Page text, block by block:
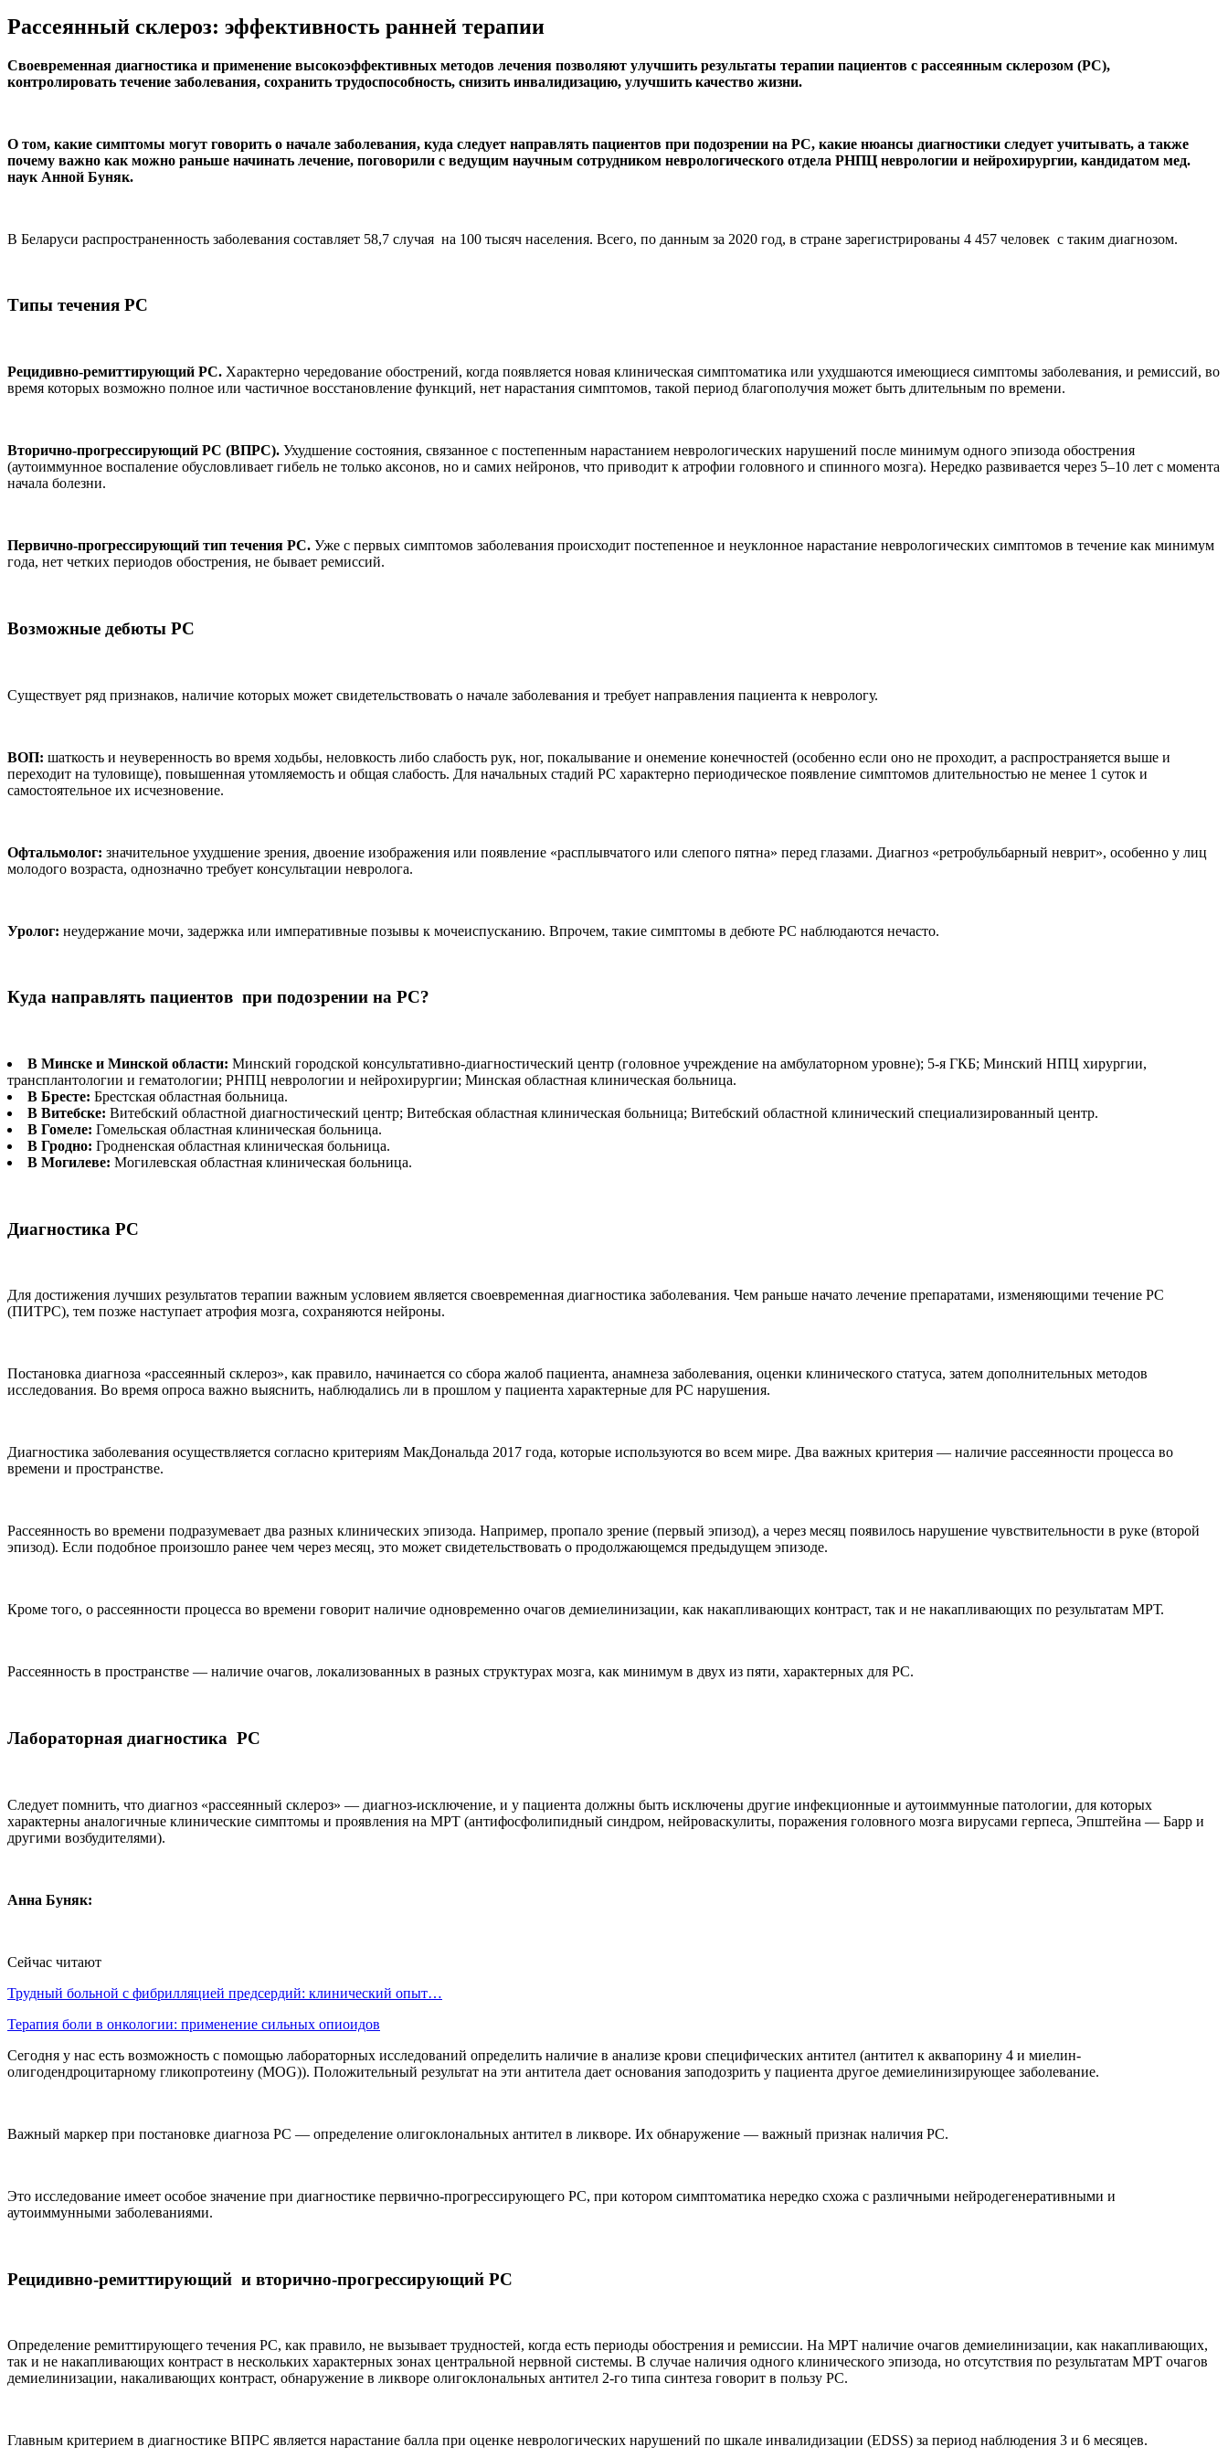
Рассеянный склероз: эффективность ранней терапии
Своевременная диагностика и применение высокоэффективных методов лечения позволяют улучшить результаты терапии пациентов с рассеянным склерозом (РС),
контролировать течение заболевания, сохранить трудоспособность, снизить инвалидизацию, улучшить качество жизни.
О том, какие симптомы могут говорить о начале заболевания, куда следует направлять пациентов при подозрении на РС, какие нюансы диагностики следует учитывать, а также
почему важно как можно раньше начинать лечение, поговорили с ведущим научным сотрудником неврологического отдела РНПЦ неврологии и нейрохирургии, кандидатом мед.
наук Анной Буняк.
В Беларуси распространенность заболевания составляет 58,7 случая на 100 тысяч населения. Всего, по данным за 2020 год, в стране зарегистрированы 4 457 человек с таким диагнозом.
Типы течения РС
Рецидивно-ремиттирующий РС. Характерно чередование обострений, когда появляется новая клиническая симптоматика или ухудшаются имеющиеся симптомы заболевания, и ремиссий, во
время которых возможно полное или частичное восстановление функций, нет нарастания симптомов, такой период благополучия может быть длительным по времени.
Вторично-прогрессирующий РС (ВПРС). Ухудшение состояния, связанное с постепенным нарастанием неврологических нарушений после минимум одного эпизода обострения
(аутоиммунное воспаление обусловливает гибель не только аксонов, но и самих нейронов, что приводит к атрофии головного и спинного мозга). Нередко развивается через 5–10 лет с момента
начала болезни.
Первично-прогрессирующий тип течения РС. Уже с первых симптомов заболевания происходит постепенное и неуклонное нарастание неврологических симптомов в течение как минимум
года, нет четких периодов обострения, не бывает ремиссий.
Возможные дебюты РС
Существует ряд признаков, наличие которых может свидетельствовать о начале заболевания и требует направления пациента к неврологу.
ВОП: шаткость и неуверенность во время ходьбы, неловкость либо слабость рук, ног, покалывание и онемение конечностей (особенно если оно не проходит, а распространяется выше и
переходит на туловище), повышенная утомляемость и общая слабость. Для начальных стадий РС характерно периодическое появление симптомов длительностью не менее 1 суток и
самостоятельное их исчезновение.
Офтальмолог: значительное ухудшение зрения, двоение изображения или появление «расплывчатого или слепого пятна» перед глазами. Диагноз «ретробульбарный неврит», особенно у лиц
молодого возраста, однозначно требует консультации невролога.
Уролог: неудержание мочи, задержка или императивные позывы к мочеиспусканию. Впрочем, такие симптомы в дебюте РС наблюдаются нечасто.
Куда направлять пациентов при подозрении на РС?
В Минске и Минской области: Минский городской консультативно-диагностический центр (головное учреждение на амбулаторном уровне); 5-я ГКБ; Минский НПЦ хирургии,
трансплантологии и гематологии; РНПЦ неврологии и нейрохирургии; Минская областная клиническая больница.
В Бресте: Брестская областная больница.
В Витебске: Витебский областной диагностический центр; Витебская областная клиническая больница; Витебский областной клинический специализированный центр.
В Гомеле: Гомельская областная клиническая больница.
В Гродно: Гродненская областная клиническая больница.
В Могилеве: Могилевская областная клиническая больница.
Диагностика РС
Для достижения лучших результатов терапии важным условием является своевременная диагностика заболевания. Чем раньше начато лечение препаратами, изменяющими течение РС
(ПИТРС), тем позже наступает атрофия мозга, сохраняются нейроны.
Постановка диагноза «рассеянный склероз», как правило, начинается со сбора жалоб пациента, анамнеза заболевания, оценки клинического статуса, затем дополнительных методов
исследования. Во время опроса важно выяснить, наблюдались ли в прошлом у пациента характерные для РС нарушения.
Диагностика заболевания осуществляется согласно критериям МакДональда 2017 года, которые используются во всем мире. Два важных критерия — наличие рассеянности процесса во
времени и пространстве.
Рассеянность во времени подразумевает два разных клинических эпизода. Например, пропало зрение (первый эпизод), а через месяц появилось нарушение чувствительности в руке (второй
эпизод). Если подобное произошло ранее чем через месяц, это может свидетельствовать о продолжающемся предыдущем эпизоде.
Кроме того, о рассеянности процесса во времени говорит наличие одновременно очагов демиелинизации, как накапливающих контраст, так и не накапливающих по результатам МРТ.
Рассеянность в пространстве — наличие очагов, локализованных в разных структурах мозга, как минимум в двух из пяти, характерных для РС.
Лабораторная диагностика РС
Следует помнить, что диагноз «рассеянный склероз» — диагноз-исключение, и у пациента должны быть исключены другие инфекционные и аутоиммунные патологии, для которых
характерны аналогичные клинические симптомы и проявления на МРТ (антифосфолипидный синдром, нейроваскулиты, поражения головного мозга вирусами герпеса, Эпштейна — Барр и
другими возбудителями).
Анна Буняк:
Сейчас читают
Трудный больной с фибрилляцией предсердий: клинический опыт…
Терапия боли в онкологии: применение сильных опиоидов
Сегодня у нас есть возможность с помощью лабораторных исследований определить наличие в анализе крови специфических антител (антител к аквапорину 4 и миелин-
олигодендроцитарному гликопротеину (MOG)). Положительный результат на эти антитела дает основания заподозрить у пациента другое демиелинизирующее заболевание.
Важный маркер при постановке диагноза РС — определение олигоклональных антител в ликворе. Их обнаружение — важный признак наличия РС.
Это исследование имеет особое значение при диагностике первично-прогрессирующего РС, при котором симптоматика нередко схожа с различными нейродегенеративными и
аутоиммунными заболеваниями.
Рецидивно-ремиттирующий и вторично-прогрессирующий РС
Определение ремиттирующего течения РС, как правило, не вызывает трудностей, когда есть периоды обострения и ремиссии. На МРТ наличие очагов демиелинизации, как накапливающих,
так и не накапливающих контраст в нескольких характерных зонах центральной нервной системы. В случае наличия одного клинического эпизода, но отсутствия по результатам МРТ очагов
демиелинизации, накаливающих контраст, обнаружение в ликворе олигоклональных антител 2-го типа синтеза говорит в пользу РС.
Главным критерием в диагностике ВПРС является нарастание балла при оценке неврологических нарушений по шкале инвалидизации (EDSS) за период наблюдения 3 и 6 месяцев.